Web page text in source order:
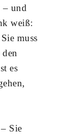
– und
weiß:
muss
es
Sie